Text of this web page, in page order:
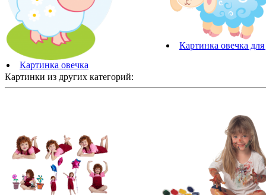
Картинка овечка
Картинка овечка для
Картинки из других категорий: